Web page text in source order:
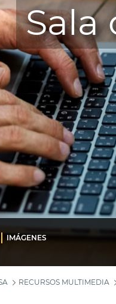
Sala
IMÁGENES
RECURSOS MULTIMEDIA